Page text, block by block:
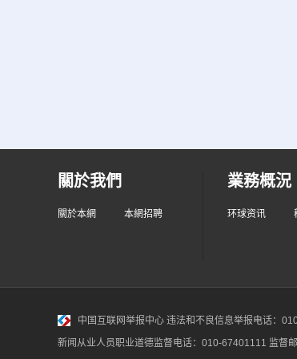
關於我們
關於本網 本網招聘
業務概況
环球资讯
中国互联网举报中心 违法和不良信息举报电话：
新闻从业人员职业道德监督电话：010-67401111 监督